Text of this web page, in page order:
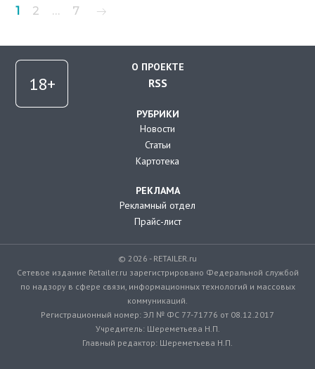
Пагинация
1 2 … 7
О ПРОЕКТЕ
RSS
РУБРИКИ
Новости
Статьи
Картотека
РЕКЛАМА
Рекламный отдел
Прайс-лист
© 2026 - RETAILER.ru
Сетевое издание Retailer.ru зарегистрировано Федеральной службой
по надзору в сфере связи, информационных технологий и массовых
коммуникаций.
Регистрационный номер: ЭЛ № ФС 77-71776 от 08.12.2017
Учредитель: Шереметьева Н.П.
Главный редактор: Шереметьева Н.П.